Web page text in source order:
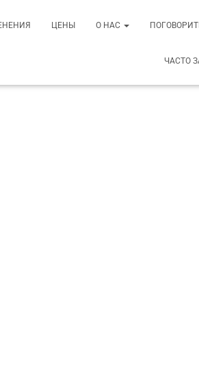
ЦЕНЫ О НАС
ЧАСТО